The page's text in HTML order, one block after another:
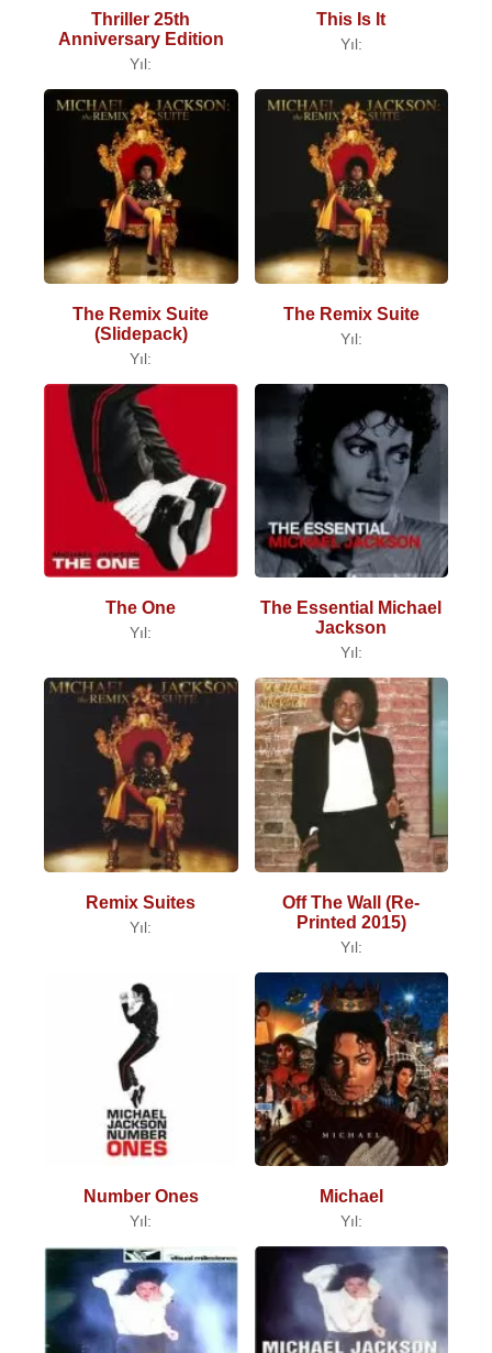
Thriller 25th
Anniversary Edition
Yıl:
This Is It
Yıl:
The Remix Suite
(Slidepack)
Yıl:
The Remix Suite
Yıl:
The One
Yıl:
The Essential Michael
Jackson
Yıl:
Remix Suites
Yıl:
Off The Wall (Re-
Printed 2015)
Yıl:
Number Ones
Yıl:
Michael
Yıl: